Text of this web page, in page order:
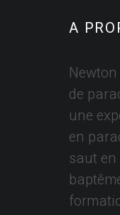
A
de
une
en
saut